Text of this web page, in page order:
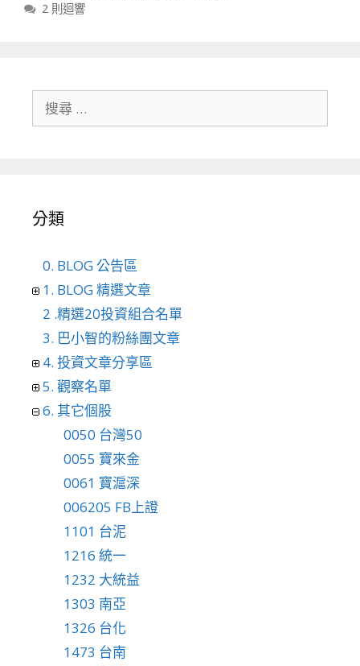
2 則迴響
搜尋關於：
分類
0. BLOG 公告區
1. BLOG 精選文章
2 .精選20投資組合名單
3. 巴小智的粉絲團文章
4. 投資文章分享區
5. 觀察名單
6. 其它個股
0050 台灣50
0055 寶來金
0061 寶滬深
006205 FB上證
1101 台泥
1216 統一
1232 大統益
1303 南亞
1326 台化
1473 台南